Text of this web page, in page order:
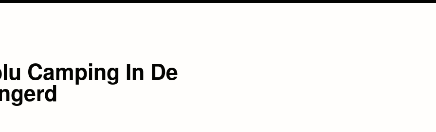
Camping In De